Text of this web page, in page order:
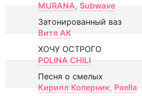
MURANA, Subwave
Затонированный ваз
Витя АК
ХОЧУ ОСТРОГО
POLINA CHILI
Песня о смелых
Кирилл Коперник, Paella